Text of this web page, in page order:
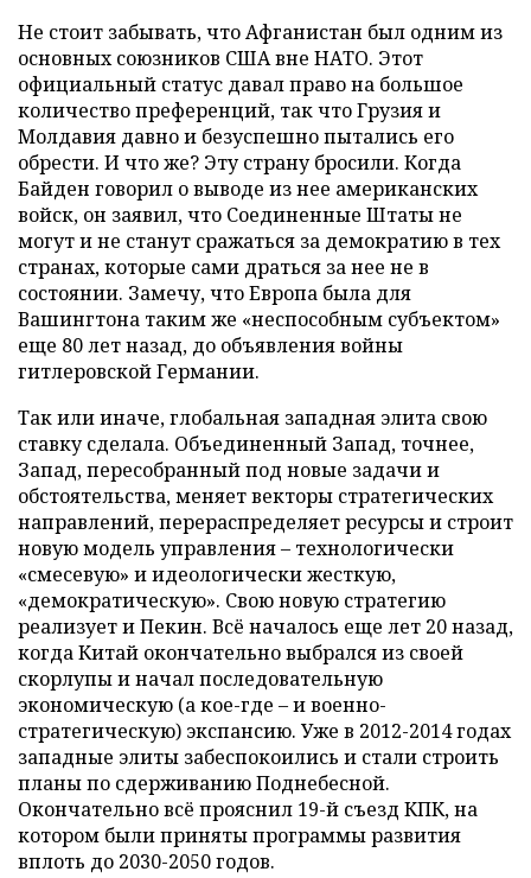
Не стоит забывать, что Афганистан был одним из
основных союзников США вне НАТО. Этот
официальный статус давал право на большое
количество преференций, так что Грузия и
Молдавия давно и безуспешно пытались его
обрести. И что же? Эту страну бросили. Когда
Байден говорил о выводе из нее американских
войск, он заявил, что Соединенные Штаты не
могут и не станут сражаться за демократию в тех
странах, которые сами драться за нее не в
состоянии. Замечу, что Европа была для
Вашингтона таким же «неспособным субъектом»
еще 80 лет назад, до объявления войны
гитлеровской Германии.
Так или иначе, глобальная западная элита свою
ставку сделала. Объединенный Запад, точнее,
Запад, пересобранный под новые задачи и
обстоятельства, меняет векторы стратегических
направлений, перераспределяет ресурсы и строит
новую модель управления – технологически
«смесевую» и идеологически жесткую,
«демократическую». Свою новую стратегию
реализует и Пекин. Всё началось еще лет 20 назад,
когда Китай окончательно выбрался из своей
скорлупы и начал последовательную
экономическую (а кое-где – и военно-
стратегическую) экспансию. Уже в 2012-2014 годах
западные элиты забеспокоились и стали строить
планы по сдерживанию Поднебесной.
Окончательно всё прояснил 19-й съезд КПК, на
котором были приняты программы развития
вплоть до 2030-2050 годов.